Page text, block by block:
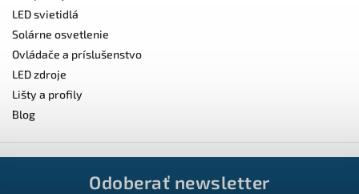
LED svietidlá
Solárne osvetlenie
Ovládače a príslušenstvo
LED zdroje
Lišty a profily
Blog
Odoberať newsletter